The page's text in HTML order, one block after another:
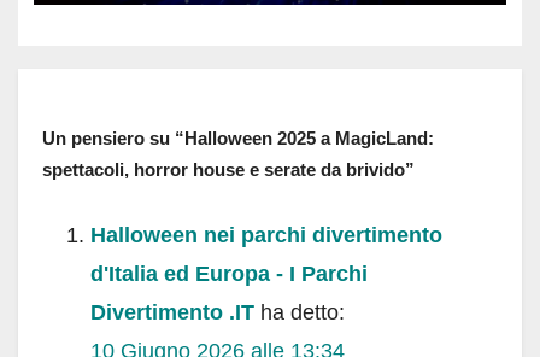
Un pensiero su “Halloween 2025 a MagicLand:
spettacoli, horror house e serate da brivido”
Halloween nei parchi divertimento
d'Italia ed Europa - I Parchi
Divertimento .IT ha detto:
10 Giugno 2026 alle 13:34